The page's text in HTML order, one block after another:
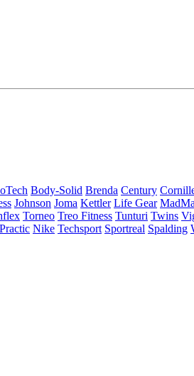
Body-Solid Brenda Century
Johnson Joma Kettler Life Gear
Torneo Treo Fitness Tunturi Twins
Practic Nike Techsport Sportreal Spalding